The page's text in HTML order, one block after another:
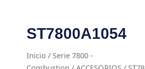
ST7800A1054
Inicio / Serie 7800 -